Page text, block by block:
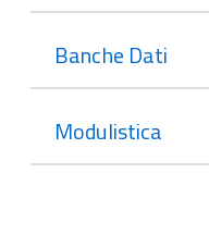
Banche Dati
Modulistica